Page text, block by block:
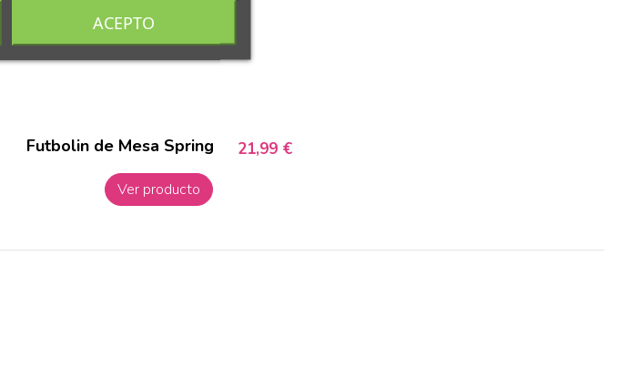
Futbolin de Mesa Spring 21,99 €
Ver producto
ACEPTO